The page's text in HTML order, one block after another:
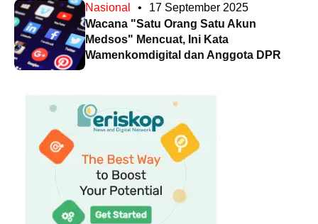
Nasional •
17 September 2025
Wacana "Satu Orang Satu Akun
Medsos" Mencuat, Ini Kata
Wamenkomdigital dan Anggota DPR